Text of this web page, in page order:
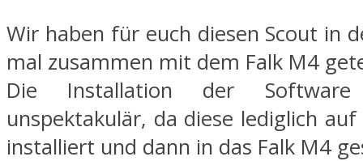
Wir haben für euch diesen Scout in
mal zusammen mit dem Falk M4
Die Installation der
unspektakulär, da diese lediglich auf
installiert und dann in das Falk M4